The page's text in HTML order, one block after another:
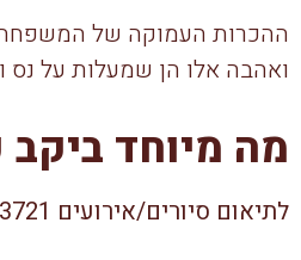
ההכרות העמוקה של המשפחה
ואהבה אלו הן שמעלות על נס
מה מיוחד ביקב
לתיאום סיורים/אירועים 052-2523721